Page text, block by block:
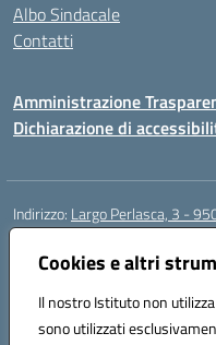
Cookies e altri
Il nostro Istituto non
sono utilizzati
Albo Sindacale
Contatti
Amministrazione
Dichiarazione di
Indirizzo: Largo Perlasca, 3 -
Centralino:
Posta elettronica certificata
Codice fiscale: 93253680875
Codice meccanografico: